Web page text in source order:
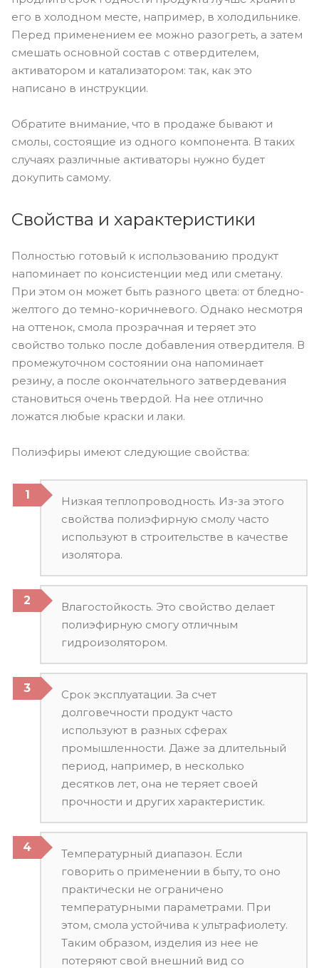
его в холодном месте, например, в холодильнике.
Перед применением ее можно разогреть, а затем
смешать основной состав с отвердителем,
активатором и катализатором: так, как это
написано в инструкции.
Обратите внимание, что в продаже бывают и
смолы, состоящие из одного компонента. В таких
случаях различные активаторы нужно будет
докупить самому.
Свойства и характеристики
Полностью готовый к использованию продукт
напоминает по консистенции мед или сметану.
При этом он может быть разного цвета: от бледно-
желтого до темно-коричневого. Однако несмотря
на оттенок, смола прозрачная и теряет это
свойство только после добавления отвердителя. В
промежуточном состоянии она напоминает
резину, а после окончательного затвердевания
становиться очень твердой. На нее отлично
ложатся любые краски и лаки.
Полиэфиры имеют следующие свойства:
Низкая теплопроводность. Из-за этого
свойства полиэфирную смолу часто
используют в строительстве в качестве
изолятора.
Влагостойкость. Это свойство делает
полиэфирную смогу отличным
гидроизолятором.
Срок эксплуатации. За счет
долговечности продукт часто
используют в разных сферах
промышленности. Даже за длительный
период, например, в несколько
десятков лет, она не теряет своей
прочности и других характеристик.
Температурный диапазон. Если
говорить о применении в быту, то оно
практически не ограничено
температурными параметрами. При
этом, смола устойчива к ультрафиолету.
Таким образом, изделия из нее не
потеряют свой внешний вид со